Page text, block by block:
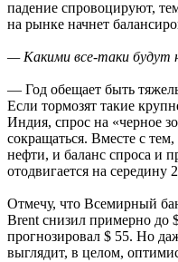
падение спровоцируют,
на рынке начнет
— Какими все-таки будут
— Год обещает быть
Если тормозят такие
Индия, спрос на «черное
сокращаться. Вместе с
нефти, и баланс спроса и
отодвигается на середину
Отмечу, что Всемирный
Brent снизил примерно до
прогнозировал $ 55. Но
выглядит, в целом,